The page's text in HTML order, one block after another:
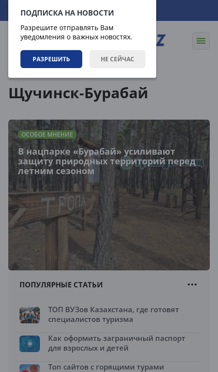
ПОДПИСКА НА НОВОСТИ
Разрешите отправлять Вам
уведомления о важных новостях.
РАЗРЕШИТЬ НЕ СЕЙЧАС
10.08.2026 07:26:10
Щучинск-Бурабай
ОСОБОЕ МНЕНИЕ
В нацпарке «Бурабай» усиливают
защиту природных территорий перед
летним сезоном
ПОПУЛЯРНЫЕ СТАТЬИ
ТОП ВУЗов Казахстана, где готовят
специалистов туризма
Как оформить заграничный паспорт
для взрослых и детей
Топ сайтов с горящими турами